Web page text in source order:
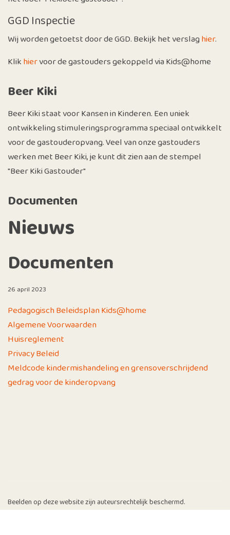
GGD Inspectie
Wij worden getoetst door de GGD. Bekijk het verslaghier.
Klikhiervoor de gastouders gekoppeld via Kids@home
Beer Kiki
Beer Kiki staat voor Kansen in Kinderen. Een uniek
ontwikkeling stimuleringsprogramma speciaal ontwikkelt
voor de gastouderopvang. Veel van onze gastouders
werken met Beer Kiki, je kunt dit zien aan de stempel
"Beer Kiki Gastouder"
Documenten
Nieuws
Documenten
26 april 2023
Pedagogisch Beleidsplan Kids@home
Algemene Voorwaarden
Huisreglement
Privacy Beleid
Meldcode kindermishandeling en grensoverschrijdend
gedrag voor de kinderopvang
Beelden op deze website zijn auteursrechtelijk beschermd.